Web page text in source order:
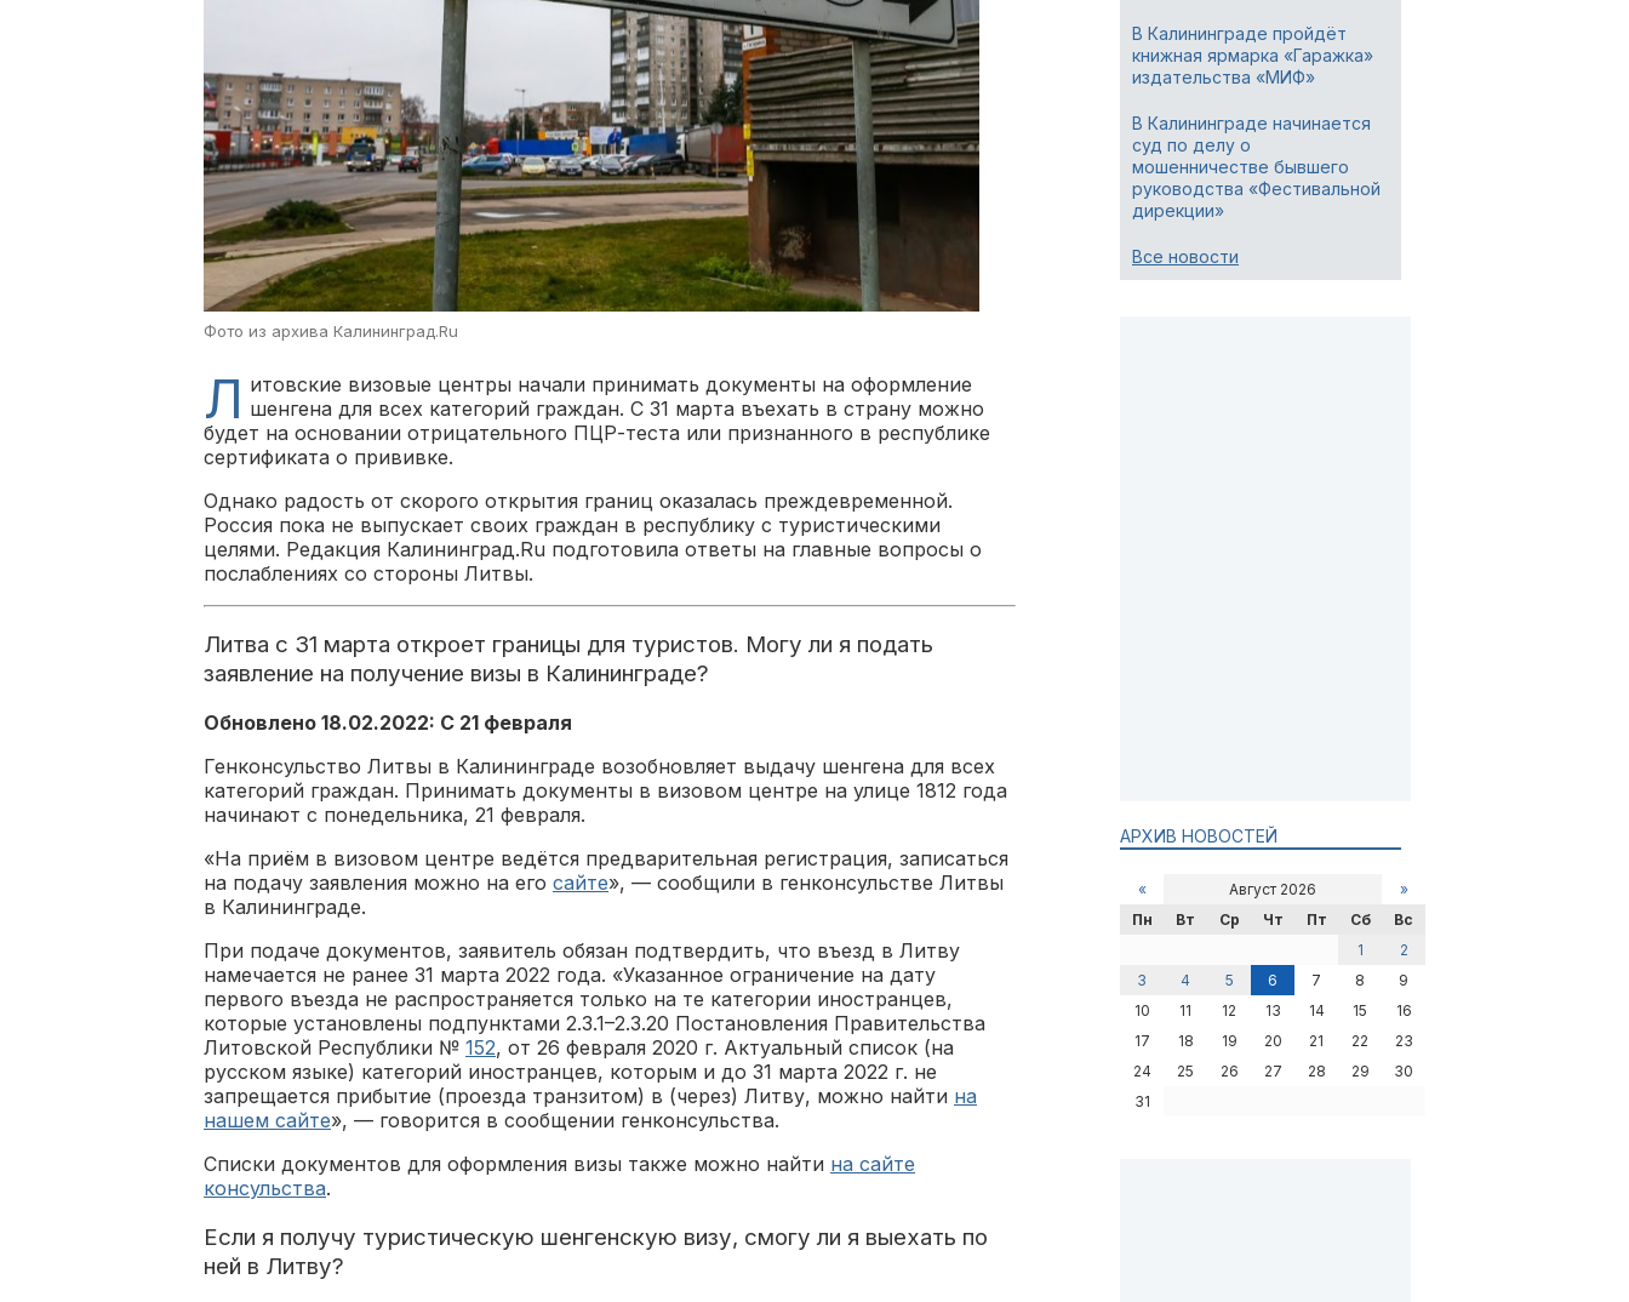
Фото из архива Калининград.Ru
Л итовские визовые центры начали принимать документы на оформление
шенгена для всех категорий граждан. С 31 марта въехать в страну можно
будет на основании отрицательного ПЦР-теста или признанного в республике
сертификата о прививке.
Однако радость от скорого открытия границ оказалась преждевременной.
Россия пока не выпускает своих граждан в республику с туристическими
целями. Редакция Калининград.Ru подготовила ответы на главные вопросы о
послаблениях со стороны Литвы.
Литва с 31 марта откроет границы для туристов. Могу ли я подать
заявление на получение визы в Калининграде?
Обновлено 18.02.2022: С 21 февраля
Генконсульство Литвы в Калининграде возобновляет выдачу шенгена для всех
категорий граждан. Принимать документы в визовом центре на улице 1812 года
начинают с понедельника, 21 февраля.
«На приём в визовом центре ведётся предварительная регистрация, записаться
на подачу заявления можно на его сайте», — сообщили в генконсульстве Литвы
в Калининграде.
При подаче документов, заявитель обязан подтвердить, что въезд в Литву
намечается не ранее 31 марта 2022 года. «Указанное ограничение на дату
первого въезда не распространяется только на те категории иностранцев,
которые установлены подпунктами 2.3.1–2.3.20 Постановления Правительства
Литовской Республики № 152, от 26 февраля 2020 г. Актуальный список (на
русском языке) категорий иностранцев, которым и до 31 марта 2022 г. не
запрещается прибытие (проезда транзитом) в (через) Литву, можно найти на
нашем сайте», — говорится в сообщении генконсульства.
Списки документов для оформления визы также можно найти на сайте
консульства.
Если я получу туристическую шенгенскую визу, смогу ли я выехать по
ней в Литву?
В Калининграде пройдёт
книжная ярмарка «Гаражка»
издательства «МИФ»
В Калининграде начинается
суд по делу о
мошенничестве бывшего
руководства «Фестивальной
дирекции»
Все новости
АРХИВ НОВОСТЕЙ
« Август 2026
»
Пн
Вт Ср Чт Пт Сб
Вс
1
2
3
4 5 6 7 8
9
10
11 12 13 14 15
16
17
18 19 20 21 22
23
24
25 26 27 28 29
30
31